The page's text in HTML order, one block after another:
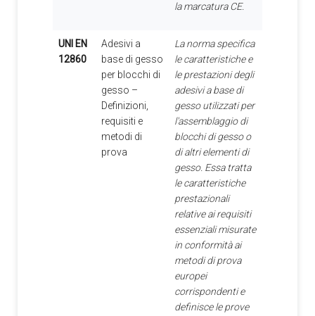
la marcatura CE.
UNI EN
12860
Adesivi a
base di gesso
per blocchi di
gesso –
Definizioni,
requisiti e
metodi di
prova
La norma specifica
le caratteristiche e
le prestazioni degli
adesivi a base di
gesso utilizzati per
l'assemblaggio di
blocchi di gesso o
di altri elementi di
gesso. Essa tratta
le caratteristiche
prestazionali
relative ai requisiti
essenziali misurate
in conformità ai
metodi di prova
europei
corrispondenti e
definisce le prove